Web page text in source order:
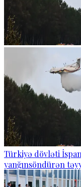
Türkiyə dövləti
yanğınsöndürən